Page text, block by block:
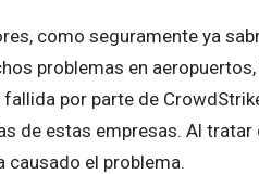
como seguramente ya
problemas en
por parte de
de estas empresas. Al
causado el problema.